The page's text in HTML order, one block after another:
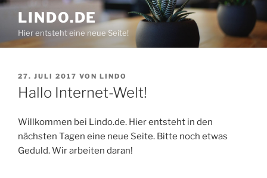
Zum
Inhalt
springen
LINDO.DE
Hier entsteht eine neue Seite!
VERÖFFENTLICHT
AM
27. JULI 2017 VON LINDO
Hallo Internet-Welt!
Willkommen bei Lindo.de. Hier entsteht in den
nächsten Tagen eine neue Seite. Bitte noch etwas
Geduld. Wir arbeiten daran!